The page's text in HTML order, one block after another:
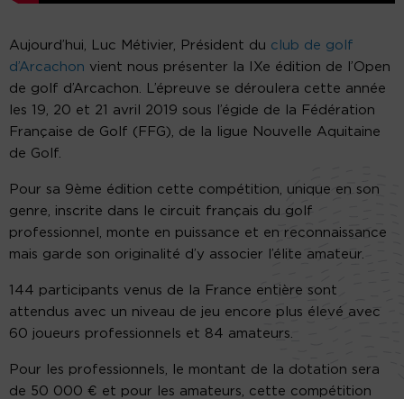
Aujourd’hui, Luc Métivier, Président du club de golf
d’Arcachon vient nous présenter la IXe édition de l’Open
de golf d’Arcachon. L’épreuve se déroulera cette année
les 19, 20 et 21 avril 2019 sous l’égide de la Fédération
Française de Golf (FFG), de la ligue Nouvelle Aquitaine
de Golf.
Pour sa 9ème édition cette compétition, unique en son
genre, inscrite dans le circuit français du golf
professionnel, monte en puissance et en reconnaissance
mais garde son originalité d’y associer l’élite amateur.
144 participants venus de la France entière sont
attendus avec un niveau de jeu encore plus élevé avec
60 joueurs professionnels et 84 amateurs.
Pour les professionnels, le montant de la dotation sera
de 50 000 € et pour les amateurs, cette compétition